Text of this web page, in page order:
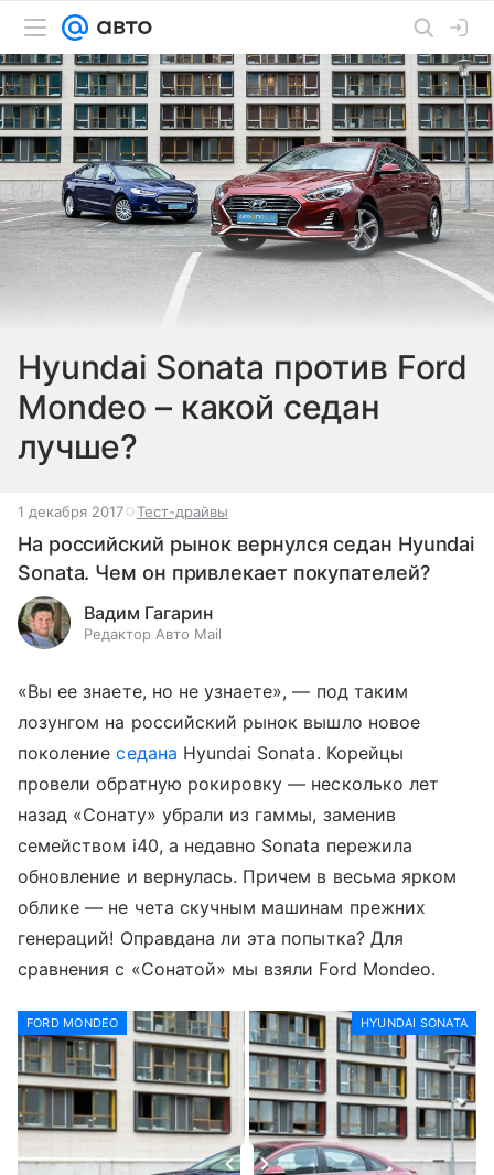
Hyundai Sonata против Ford
Mondeo – какой седан
лучше?
1 декабря 2017 Тест-драйвы
На российский рынок вернулся седан Hyundai
Sonata. Чем он привлекает покупателей?
Вадим Гагарин
Редактор Авто Mail
«Вы ее знаете, но не узнаете», — под таким
лозунгом на российский рынок вышло новое
поколениеседана Hyundai Sonata. Корейцы
провели обратную рокировку — несколько лет
назад «Сонату» убрали из гаммы, заменив
семейством i40, а недавно Sonata пережила
обновление и вернулась. Причем в весьма ярком
облике — не чета скучным машинам прежних
генераций! Оправдана ли эта попытка? Для
сравнения с «Сонатой» мы взяли Ford Mondeo.
FORD MONDEO HYUNDAI SONATA